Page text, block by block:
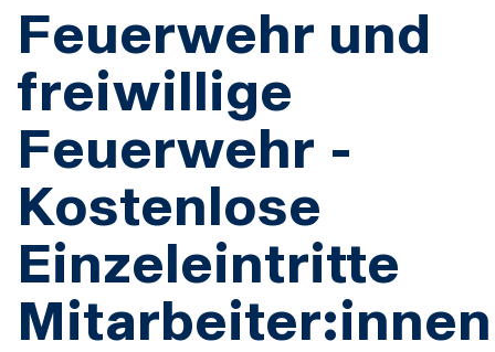
Feuerwehr und
freiwillige
Feuerwehr -
Kostenlose
Einzeleintritte
Mitarbeiter:innen